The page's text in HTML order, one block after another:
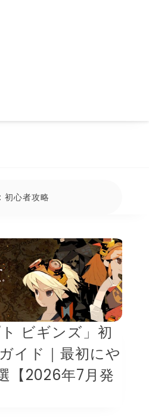
初心者攻略
ビギンズ」初
イド｜最初にや
【2026年7月発